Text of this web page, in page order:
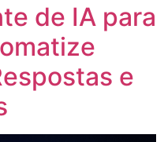
de IA para
e